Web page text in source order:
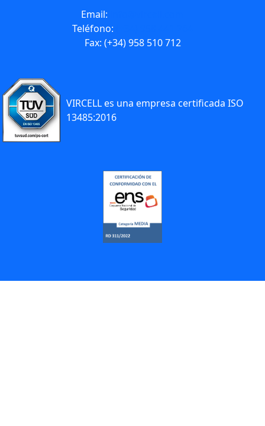
Email:
Teléfono:
Fax: (+34) 958 510 712
VIRCELL es una empresa certificada ISO
13485:2016